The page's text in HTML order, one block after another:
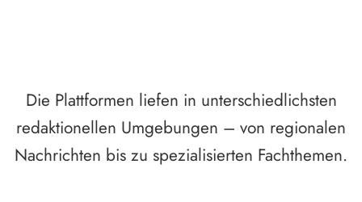
Die Plattformen liefen in unterschiedlichsten
redaktionellen Umgebungen – von regionalen
Nachrichten bis zu spezialisierten Fachthemen.